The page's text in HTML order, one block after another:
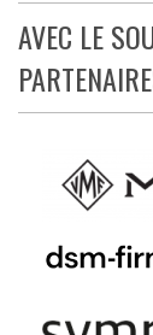
AVEC LE